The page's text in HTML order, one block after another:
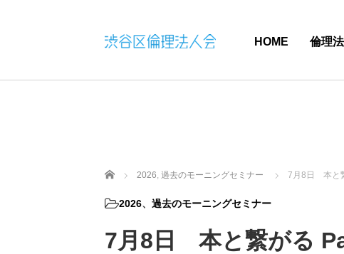
HOME 倫理
ホーム 2026, 過去のモーニングセミナー 7月8日 本と
2026、 過去のモーニングセミナー
7月8日 本と繋がる